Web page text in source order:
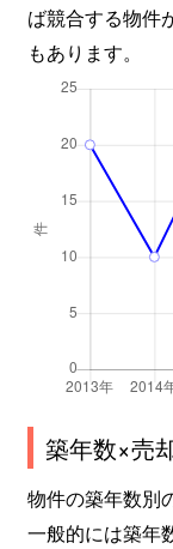
ば競合する物件
もあります。
築年数×売
物件の築年数別
一般的には築年